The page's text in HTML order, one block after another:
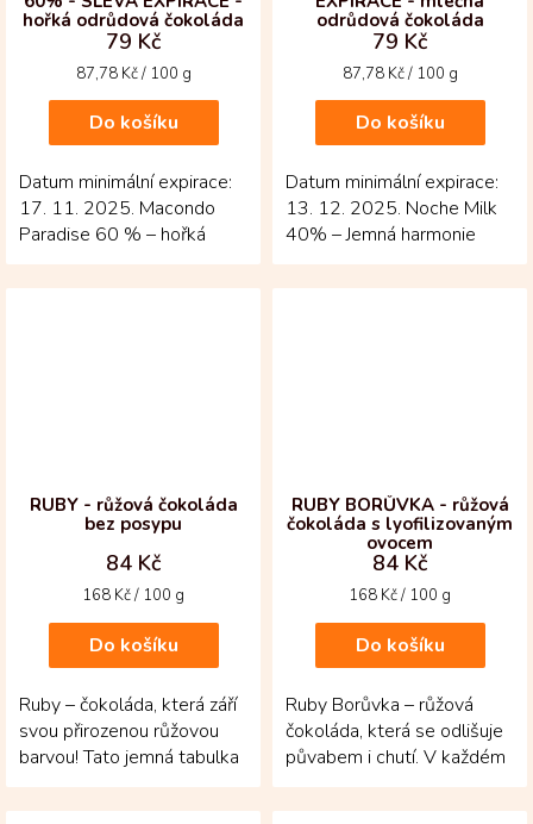
hořká odrůdová čokoláda
79 Kč
Měrná
87,78 Kč / 100 g
Do košíku
Datum minimální expirace:
17. 11. 2025. Macondo
Paradise 60 % – hořká
čokoláda s jemnou duší
Kolumbie. První z...
odrůdová čokoláda
79 Kč
Měrná
87,78 Kč / 100 g
Do košíku
Datum minimální expirace:
13. 12. 2025. Noche Milk
40% – Jemná harmonie
mléčné čokolády z
Kolumbie! Tato odrůdová...
RUBY - růžová čokoláda
bez posypu
84 Kč
Měrná
168 Kč / 100 g
Do košíku
Ruby – čokoláda, která září
svou přirozenou růžovou
barvou! Tato jemná tabulka
vzniká z kakaových bobů
Ruby, jejichž...
RUBY BORŮVKA - růžová
čokoláda s lyofilizovaným
ovocem
84 Kč
Měrná
168 Kč / 100 g
Do košíku
Ruby Borůvka – růžová
čokoláda, která se odlišuje
půvabem i chutí. V každém
kousku se setkává jemná
mléčná hebkost s...